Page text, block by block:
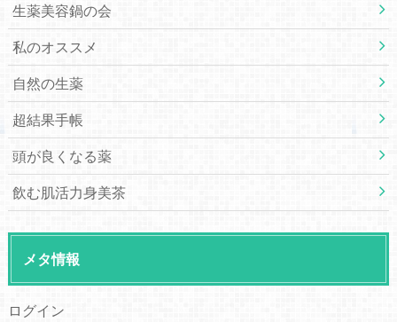
生薬美容鍋の会
私のオススメ
自然の生薬
超結果手帳
頭が良くなる薬
飲む肌活力身美茶
メタ情報
ログイン